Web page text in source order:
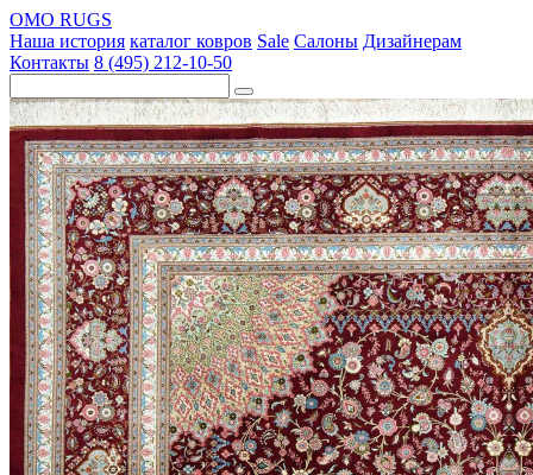
OMO RUGS
Наша история каталог ковров Sale Салоны Дизайнерам
Контакты 8 (495) 212-10-50